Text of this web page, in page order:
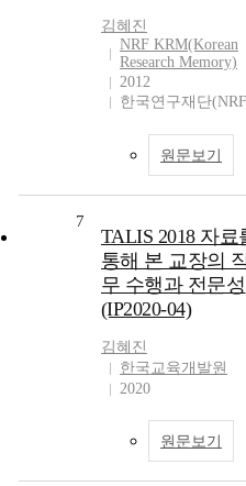
김혜진
NRF KRM(Korean
Research Memory)
2012
한국연구재단
원문보기
7
TALIS 2018 자료
통해 본 교장의
무 수행과 전문성
(IP2020-04)
김혜진
한국교육개발원
2020
원문보기